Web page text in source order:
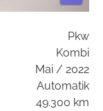
Pkw
Kombi
Mai / 2022
Automatik
49.300 km